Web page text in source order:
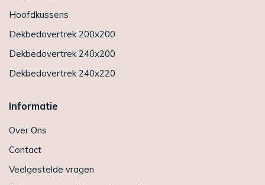
Hoofdkussens
Dekbedovertrek 200x200
Dekbedovertrek 240x200
Dekbedovertrek 240x220
Informatie
Over Ons
Contact
Veelgestelde vragen